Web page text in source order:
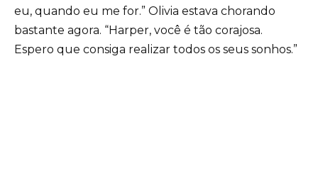
eu, quando eu me for.” Olivia estava chorando
bastante agora. “Harper, você é tão corajosa.
Espero que consiga realizar todos os seus sonhos.”